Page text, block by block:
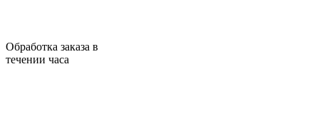
Обработка заказа в
течении часа